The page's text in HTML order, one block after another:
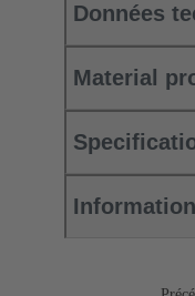
Données
Material